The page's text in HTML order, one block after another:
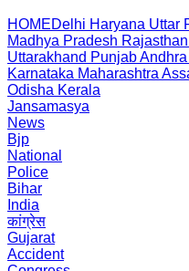
HOMEDelhi Haryana Uttar
Madhya Pradesh Rajasthan
Uttarakhand Punjab
Karnataka Maharashtra
Odisha Kerala
Jansamasya
News
Bjp
National
Police
Bihar
India
कांग्रेस
Gujarat
Accident